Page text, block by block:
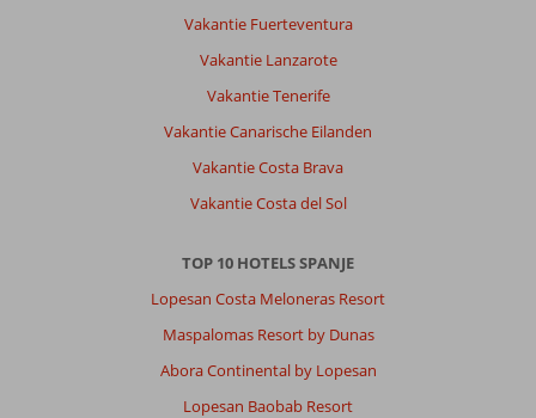
Vakantie Fuerteventura
Vakantie Lanzarote
Vakantie Tenerife
Vakantie Canarische Eilanden
Vakantie Costa Brava
Vakantie Costa del Sol
TOP 10 HOTELS SPANJE
Lopesan Costa Meloneras Resort
Maspalomas Resort by Dunas
Abora Continental by Lopesan
Lopesan Baobab Resort